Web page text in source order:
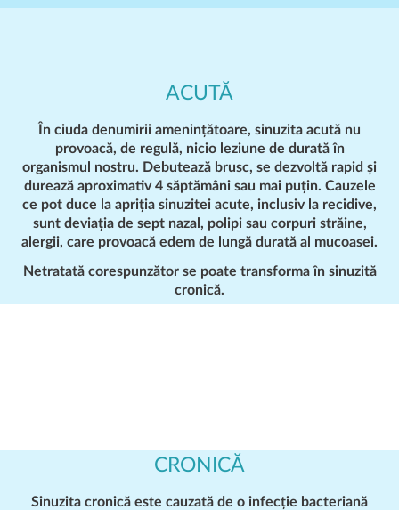
ACUTĂ
În ciuda denumirii amenințătoare, sinuzita acută nu
provoacă, de regulă, nicio leziune de durată în
organismul nostru. Debutează brusc, se dezvoltă rapid și
durează aproximativ 4 săptămâni sau mai puțin. Cauzele
ce pot duce la apriția sinuzitei acute, inclusiv la recidive,
sunt deviația de sept nazal, polipi sau corpuri străine,
alergii, care provoacă edem de lungă durată al mucoasei.
Netratată corespunzător se poate transforma în sinuzită
cronică.
CRONICĂ
Sinuzita cronică este cauzată de o infecție bacteriană